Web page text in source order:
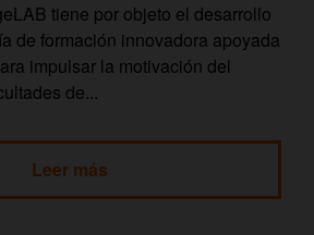
tiene por objeto el desarrollo
de formación innovadora apoyada
impulsar la motivación del
de...
Leer más